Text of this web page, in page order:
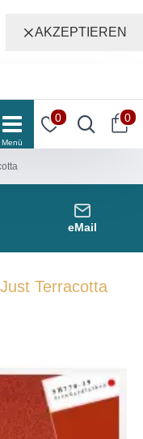
AKZEPTIEREN
0 0
eMail
Terracotta